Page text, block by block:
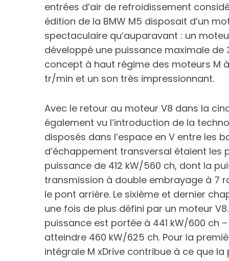
entrées d’air de refroidissement
édition de la BMW M5 disposait d’un
spectaculaire qu’auparavant : un
développé une puissance maximale de
concept à haut régime des moteurs M
tr/min et un son très impressionnant.
Avec le retour au moteur V8 dans la
également vu l’introduction de la
disposés dans l’espace en V entre les
d’échappement transversal étaient les
puissance de 412 kW/560 ch, dont la
transmission à double embrayage à 7
le pont arrière. Le sixième et dernier
une fois de plus défini par un moteur
puissance est portée à 441 kW/600 ch
atteindre 460 kW/625 ch. Pour la
intégrale M xDrive contribue à ce que